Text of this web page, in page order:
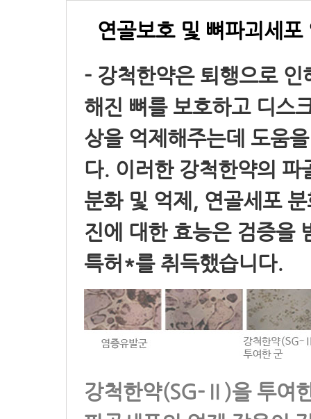
연골보호 및 뼈파괴세포
- 강척한약은 퇴행으로 인
해진 뼈를 보호하고 디스
상을 억제해주는데 도움
다. 이러한 강척한약의 파
분화 및 억제, 연골세포
진에 대한 효능은 검증을
특허*를 취득했습니다.
강척한약(SG-Ⅱ)을 투여